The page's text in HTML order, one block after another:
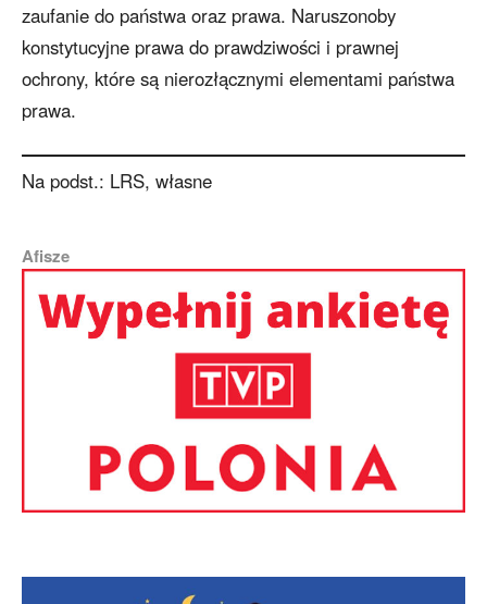
zaufanie do państwa oraz prawa. Naruszonoby
konstytucyjne prawa do prawdziwości i prawnej
ochrony, które są nierozłącznymi elementami państwa
prawa.
Na podst.: LRS, własne
Afisze